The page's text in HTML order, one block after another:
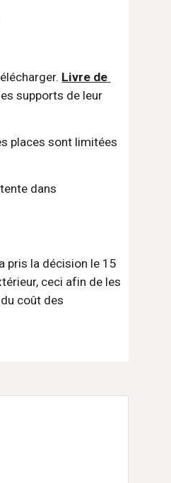
Livre de
supports de leur
places sont limitées
dans
pris la décision le 15
ceci afin de les
coût des